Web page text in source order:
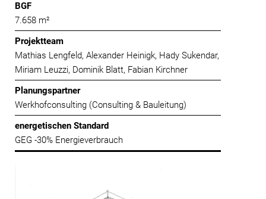
BGF
7.658 m²
Projektteam
Mathias Lengfeld, Alexander Heinigk, Hady Sukendar,
Miriam Leuzzi, Dominik Blatt, Fabian Kirchner
Planungspartner
Werkhofconsulting (Consulting & Bauleitung)
energetischen Standard
GEG -30% Energieverbrauch